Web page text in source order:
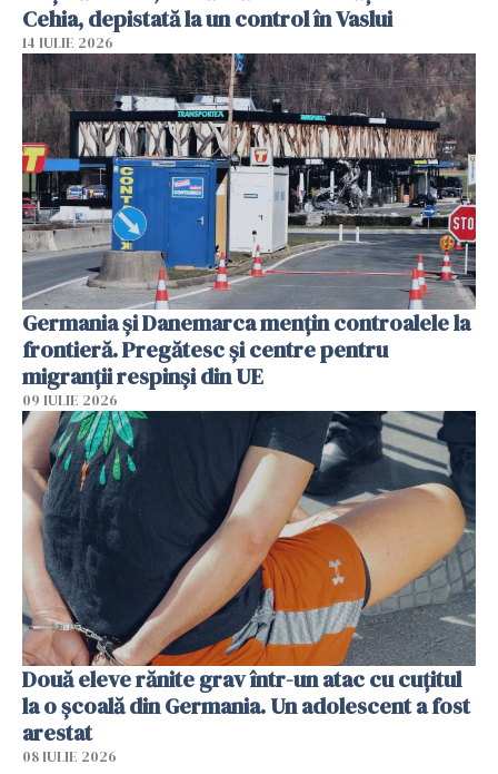
Cehia, depistată la un control în Vaslui
14 IULIE 2026
Germania și Danemarca mențin controalele la
frontieră. Pregătesc și centre pentru
migranții respinși din UE
09 IULIE 2026
Două eleve rănite grav într-un atac cu cuțitul
la o școală din Germania. Un adolescent a fost
arestat
08 IULIE 2026